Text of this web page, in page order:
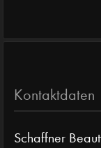
Kontaktdaten
Schaffner